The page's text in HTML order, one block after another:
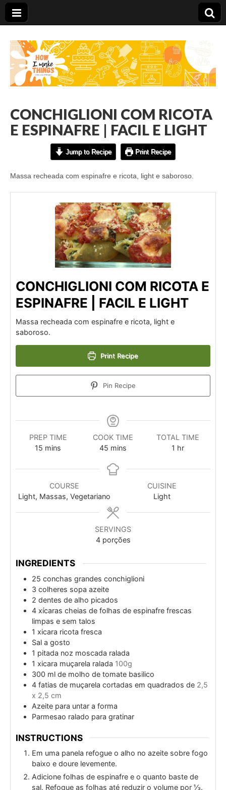
Carolina Stefano
CONCHIGLIONI COM RICOTA
E ESPINAFRE | FACIL E LIGHT
Jump to Recipe Print Recipe
Massa recheada com espinafre e ricota, light e saboroso.
CONCHIGLIONI COM RICOTA E
ESPINAFRE | FACIL E LIGHT
Massa recheada com espinafre e ricota, light e
saboroso.
Print Recipe
Pin Recipe
PREP TIME
15 minutes
mins
COOK TIME
45 minutes
mins
TOTAL TIME
1 hour
hr
COURSE
Light, Massas, Vegetariano
CUISINE
Light
SERVINGS
4 porções
INGREDIENTS
25 conchas grandes conchiglioni
3 colheres sopa azeite
2 dentes de alho picados
4 xícaras cheias de folhas de espinafre frescas
limpas e sem talos
1 xicara ricota fresca
Sal a gosto
1 pitada noz moscada ralada
1 xicara muçarela ralada 100g
300 ml de molho de tomate basilico
4 fatias de muçarela cortadas em quadrados de 2,5
x 2,5 cm
Azeite para untar a forma
Parmesao ralado para gratinar
INSTRUCTIONS
Em uma panela refogue o alho no azeite sobre fogo
baixo e doure levemente.
Adicione folhas de espinafre e o quanto baste de
sal. Refogue as folhas até reduzir o volume por ⅓.